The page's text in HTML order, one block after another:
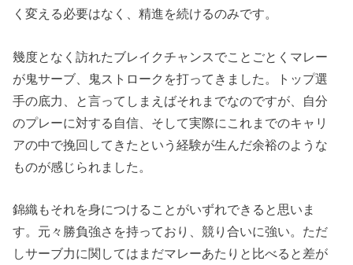
く変える必要はなく、精進を続けるのみです。
幾度となく訪れたブレイクチャンスでことごとくマレー
が鬼サーブ、鬼ストロークを打ってきました。トップ選
手の底力、と言ってしまえばそれまでなのですが、自分
のプレーに対する自信、そして実際にこれまでのキャリ
アの中で挽回してきたという経験が生んだ余裕のような
ものが感じられました。
錦織もそれを身につけることがいずれできると思いま
す。元々勝負強さを持っており、競り合いに強い。ただ
しサーブ力に関してはまだマレーあたりと比べると差が